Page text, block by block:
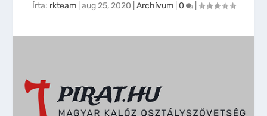
Írta: rkteam| aug 25, 2020 Archívum| 0 |